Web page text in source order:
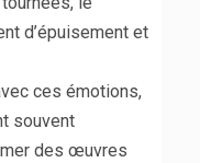
d’épuisement et
ces émotions,
souvent
des œuvres